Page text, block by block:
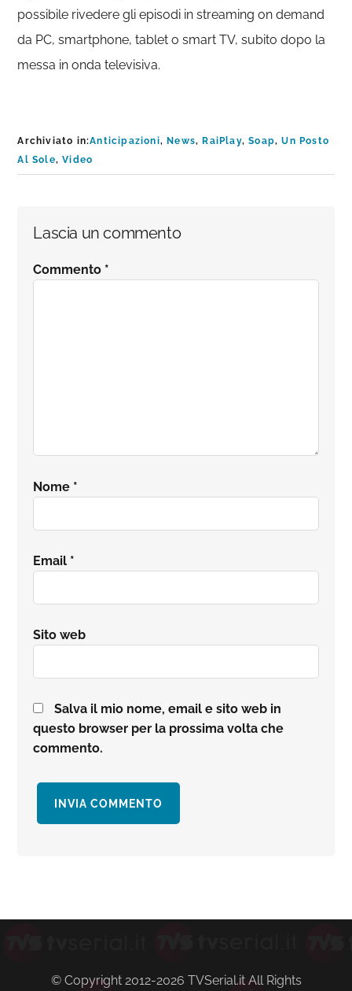
possibile rivedere gli episodi in streaming on demand
da PC, smartphone, tablet o smart TV, subito dopo la
messa in onda televisiva.
Archiviato in:Anticipazioni,News,RaiPlay,Soap,Un Posto
Al Sole,Video
Interazioni
del
Lascia un commento
Commento *
Nome *
Email *
Sito web
Salva il mio nome, email e sito web in
questo browser per la prossima volta che
commento.
primaria
© Copyright 2012-2026 TVSerial.it All Rights